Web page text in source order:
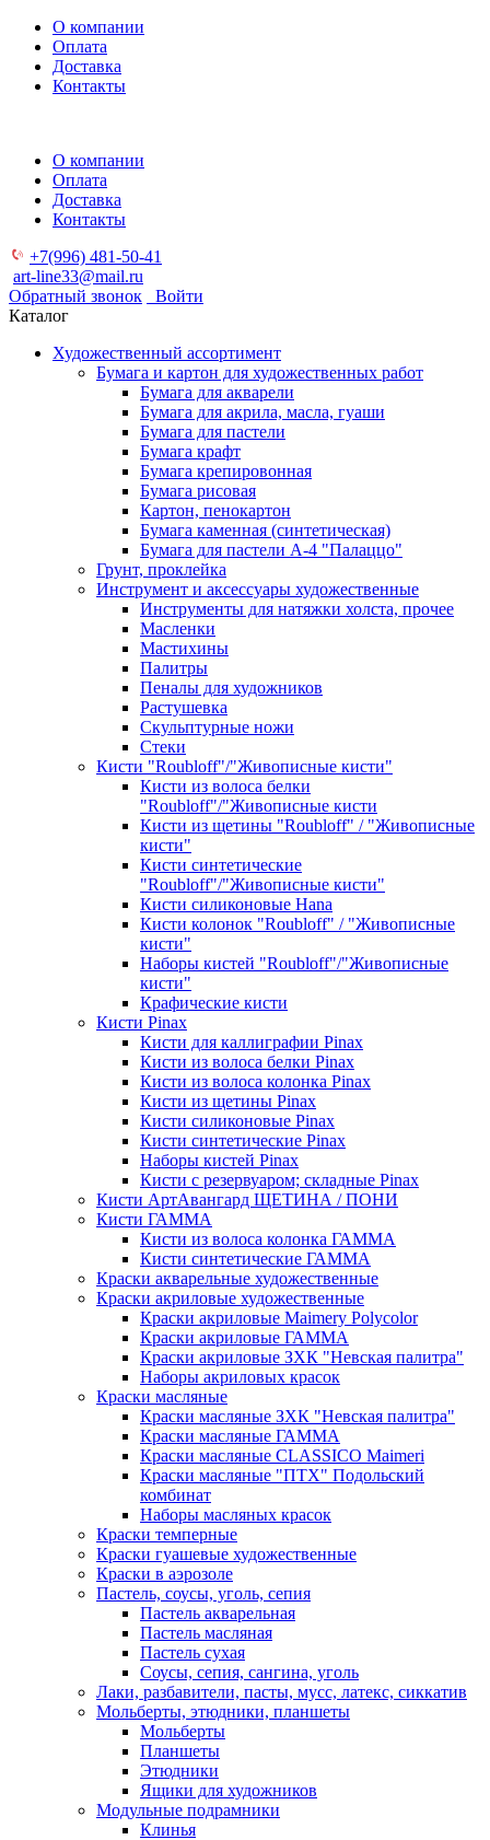
О компании
Оплата
Доставка
Контакты
О компании
Оплата
Доставка
Контакты
+7(996) 481-50-41
art-line33@mail.ru
Обратный звонок
Войти
Каталог
Художественный ассортимент
Бумага и картон для художественных работ
Бумага для акварели
Бумага для акрила, масла, гуаши
Бумага для пастели
Бумага крафт
Бумага крепировонная
Бумага рисовая
Картон, пенокартон
Бумага каменная (синтетическая)
Бумага для пастели А-4 "Палаццо"
Грунт, проклейка
Инструмент и аксессуары художественные
Инструменты для натяжки холста, прочее
Масленки
Мастихины
Палитры
Пеналы для художников
Растушевка
Скульптурные ножи
Стеки
Кисти "Roubloff"/"Живописные кисти"
Кисти из волоса белки
"Roubloff"/"Живописные кисти
Кисти из щетины "Roubloff" / "Живописные
кисти"
Кисти синтетические
"Roubloff"/"Живописные кисти"
Кисти силиконовые Hana
Кисти колонок "Roubloff" / "Живописные
кисти"
Наборы кистей "Roubloff"/"Живописные
кисти"
Крафические кисти
Кисти Pinax
Кисти для каллиграфии Pinax
Кисти из волоса белки Pinax
Кисти из волоса колонка Pinax
Кисти из щетины Pinax
Кисти силиконовые Pinax
Кисти синтетические Pinax
Наборы кистей Pinax
Кисти с резервуаром; складные Pinax
Кисти АртАвангард ЩЕТИНА / ПОНИ
Кисти ГАММА
Кисти из волоса колонка ГАММА
Кисти синтетические ГАММА
Краски акварельные художественные
Краски акриловые художественные
Краски акриловые Maimery Polycolor
Краски акриловые ГАММА
Краски акриловые ЗХК "Невская палитра"
Наборы акриловых красок
Краски масляные
Краски масляные ЗХК "Невская палитра"
Краски масляные ГАММА
Краски масляные CLASSICO Maimeri
Краски масляные "ПТХ" Подольский
комбинат
Наборы масляных красок
Краски темперные
Краски гуашевые художественные
Краски в аэрозоле
Пастель, соусы, уголь, сепия
Пастель акварельная
Пастель масляная
Пастель сухая
Соусы, сепия, сангина, уголь
Лаки, разбавители, пасты, мусс, латекс, сиккатив
Мольберты, этюдники, планшеты
Мольберты
Планшеты
Этюдники
Ящики для художников
Модульные подрамники
Клинья